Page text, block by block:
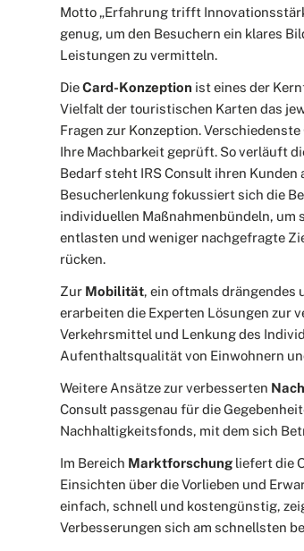
Motto „Erfahrung trifft
genug, um den Besuchern ein klares
Leistungen zu vermitteln.
DieCard-Konzeption ist eines der
Vielfalt der touristischen Karten das
Fragen zur Konzeption.
Ihre Machbarkeit geprüft. So verläuft
Bedarf steht IRS Consult ihren Kunden
Besucherlenkung fokussiert sich die
individuellen Maßnahmenbündeln,
entlasten und weniger nachgefragte
rücken.
Zur Mobilität, ein oftmals drängendes
erarbeiten die Experten Lösungen zur
Verkehrsmittel und Lenkung des
Aufenthaltsqualität von Einwohnern
Weitere Ansätze zur verbesserten
Consult passgenau für die
Nachhaltigkeitsfonds, mit dem sich
Im Bereich Marktforschung liefert die
Einsichten über die Vorlieben und
einfach, schnell und kostengünstig,
Verbesserungen sich am schnellsten